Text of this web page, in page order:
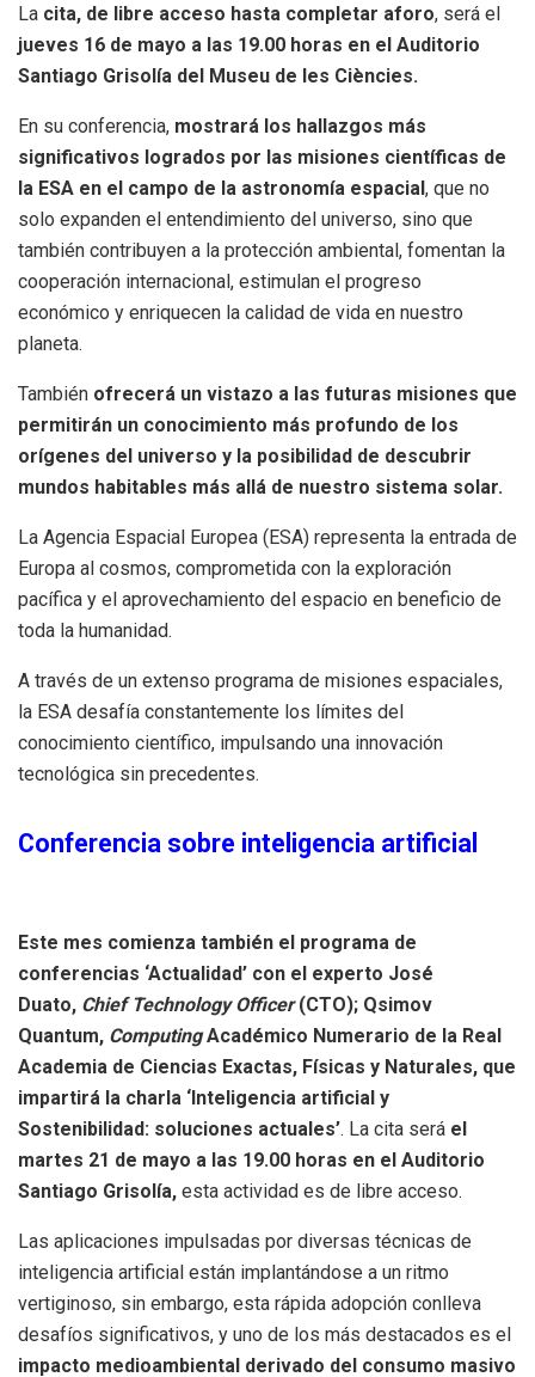
La cita, de libre acceso hasta completar aforo, será el
jueves 16 de mayo a las 19.00 horas en el Auditorio
Santiago Grisolía del Museu de les Ciències.
En su conferencia, mostrará los hallazgos más
significativos logrados por las misiones científicas de
la ESA en el campo de la astronomía espacial, que no
solo expanden el entendimiento del universo, sino que
también contribuyen a la protección ambiental, fomentan la
cooperación internacional, estimulan el progreso
económico y enriquecen la calidad de vida en nuestro
planeta.
También ofrecerá un vistazo a las futuras misiones que
permitirán un conocimiento más profundo de los
orígenes del universo y la posibilidad de descubrir
mundos habitables más allá de nuestro sistema solar.
La Agencia Espacial Europea (ESA) representa la entrada de
Europa al cosmos, comprometida con la exploración
pacífica y el aprovechamiento del espacio en beneficio de
toda la humanidad.
A través de un extenso programa de misiones espaciales,
la ESA desafía constantemente los límites del
conocimiento científico, impulsando una innovación
tecnológica sin precedentes.
Conferencia sobre inteligencia artificial
Este mes comienza también el programa de
conferencias ‘Actualidad’ con el experto José
Duato, Chief Technology Officer(CTO); Qsimov
Quantum, ComputingAcadémico Numerario de la Real
Academia de Ciencias Exactas, Físicas y Naturales, que
impartirá la charla ‘Inteligencia artificial y
Sostenibilidad: soluciones actuales’. La cita será el
martes 21 de mayo a las 19.00 horas en el Auditorio
Santiago Grisolía, esta actividad es de libre acceso.
Las aplicaciones impulsadas por diversas técnicas de
inteligencia artificial están implantándose a un ritmo
vertiginoso, sin embargo, esta rápida adopción conlleva
desafíos significativos, y uno de los más destacados es el
impacto medioambiental derivado del consumo masivo